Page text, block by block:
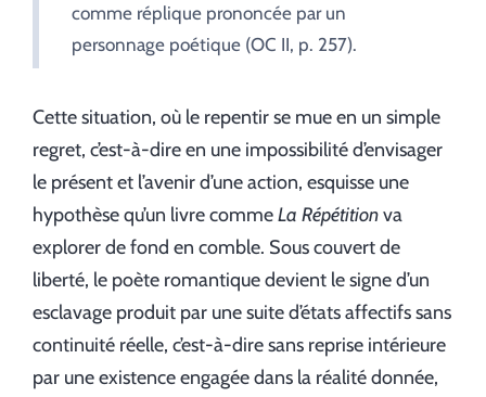
comme réplique prononcée par un
personnage poétique (OC II, p. 257).
Cette situation, où le repentir se mue en un simple
regret, c’est-à-dire en une impossibilité d’envisager
le présent et l’avenir d’une action, esquisse une
hypothèse qu’un livre commeLa Répétitionva
explorer de fond en comble. Sous couvert de
liberté, le poète romantique devient le signe d’un
esclavage produit par une suite d’états affectifs sans
continuité réelle, c’est-à-dire sans reprise intérieure
par une existence engagée dans la réalité donnée,